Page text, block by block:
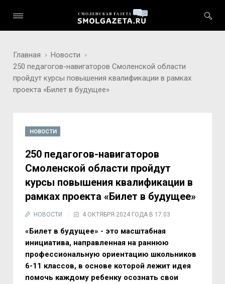
Главная
Новости
250 педагогов-навигаторов Смоленской области
пройдут курсы повышения квалификации в рамках
проекта «Билет в будущее»
НОВОСТИ
250 педагогов-навигаторов
Смоленской области пройдут
курсы повышения квалификации в
рамках проекта «Билет в будущее»
НОВОСТИ 4 ОКТЯБРЯ 2024 ГОДА В 17:03
«Билет в будущее» - это масштабная
инициатива, направленная на раннюю
профессиональную ориентацию школьников
6-11 классов, в основе которой лежит идея
помочь каждому ребенку осознать свои